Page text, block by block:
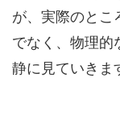
が、実際のとこ
でなく、物理的
静に見ていきま